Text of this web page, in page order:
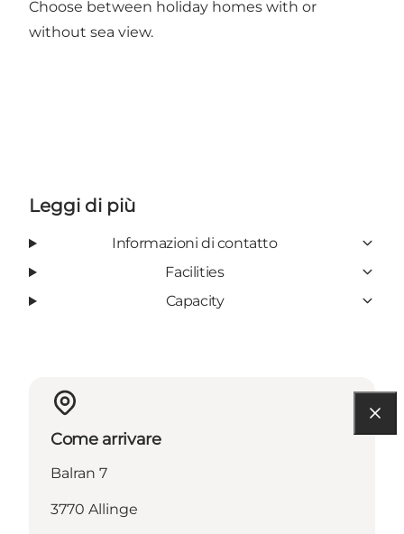
Choose between holiday homes with or
without sea view.
Leggi di più
Informazioni di contatto
Facilities
Capacity
Come arrivare
Balran 7
3770 Allinge